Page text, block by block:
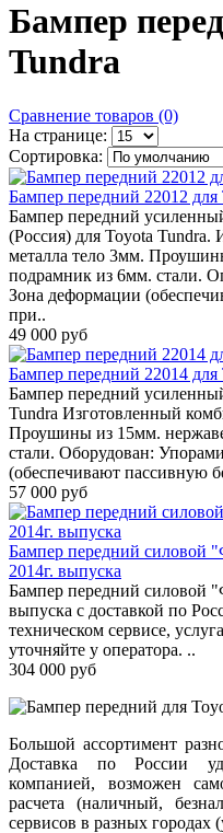
Бампер
Tundra
Сравнение товаров (0)
На странице:
Сортировка:
Бампер передний 22012 для
Бампер передний
(Россия) для Toyota Tundra.
металла тело 3мм.
подрамник из 6мм. стали.
Зона деформации
при..
49 000 руб
Бампер передний 22014 для
Бампер передний
Tundra Изготовленный
Проушины из 15мм.
стали. Оборудован:
(обеспечивают пассивную
57 000 руб
Бампер передний силовой
2014г. выпуска
Бампер передний силовой
выпуска с доставкой по
техническом сервисе,
уточняйте у оператора. ..
304 000 руб
Большой ассортимент
Доставка по России
компанией, возможен
расчета (наличный,
сервисов в разных городах